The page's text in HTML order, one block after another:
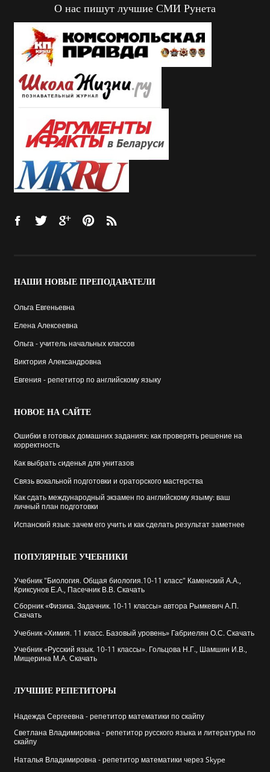
О нас пишут лучшие СМИ Рунета
НАШИ НОВЫЕ ПРЕПОДАВАТЕЛИ
Ольга Евгеньевна
Елена Алексеевна
Ольга - учитель начальных классов
Виктория Александровна
Евгения - репетитор по английскому языку
НОВОЕ НА САЙТЕ
Ошибки в готовых домашних заданиях: как проверять решение на
корректность
Как выбрать cиденья для унитазов
Связь вокальной подготовки и ораторского мастерства
Как сдать международный экзамен по английскому языму: ваш
личный план подготовки
Испанский язык: зачем его учить и как сделать результат заметнее
ПОПУЛЯРНЫЕ УЧЕБНИКИ
Учебник "Биология. Общая биология.10-11 класс" Каменский А.А.,
Криксунов Е.А., Пасечник В.В. Скачать
Сборник «Физика. Задачник. 10-11 классы» автора Рымкевич А.П.
Скачать
Учебник «Химия. 11 класс. Базовый уровень» Габриелян О.С. Скачать
Учебник «Русский язык. 10-11 классы». Гольцова Н.Г., Шамшин И.В.,
Мищерина М.А. Скачать
ЛУЧШИЕ РЕПЕТИТОРЫ
Надежда Сергеевна - репетитор математики по скайпу
Cветлана Владимировна - репетитор русского языка и литературы по
скайпу
Наталья Владимировна - репетитор математики через Skype